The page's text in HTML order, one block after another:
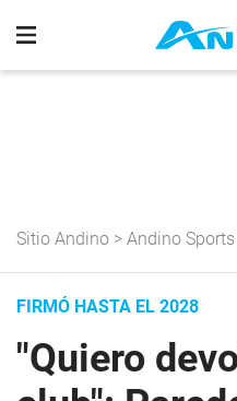
Sitio Andino > Andino Sports
FIRMÓ HASTA EL 2028
"Quiero